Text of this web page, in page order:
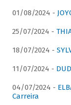
01/08/2024 -
25/07/2024 -
18/07/2024 -
11/07/2024 -
04/07/2024 -
Carreira